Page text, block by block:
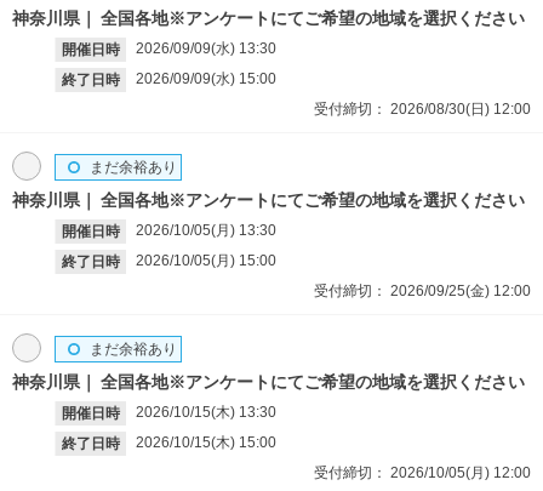
神奈川県 全国各地※アンケートにてご希望の地域を選択ください
開催日時 2026/09/09(水) 13:30
終了日時
2026/09/09(水) 15:00
受付締切： 2026/08/30(日) 12:00
神奈川県 全国各地※アンケートにてご希望の地域を選択ください
開催日時 2026/10/05(月) 13:30
終了日時
2026/10/05(月) 15:00
まだ余裕あり
受付締切： 2026/09/25(金) 12:00
神奈川県 全国各地※アンケートにてご希望の地域を選択ください
開催日時 2026/10/15(木) 13:30
終了日時
2026/10/15(木) 15:00
まだ余裕あり
受付締切： 2026/10/05(月) 12:00